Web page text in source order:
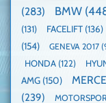
(283)
BMW
(131)
FACELIFT (136)
(154)
GENEVA 2017
HONDA (122)
AMG (150)
(239)